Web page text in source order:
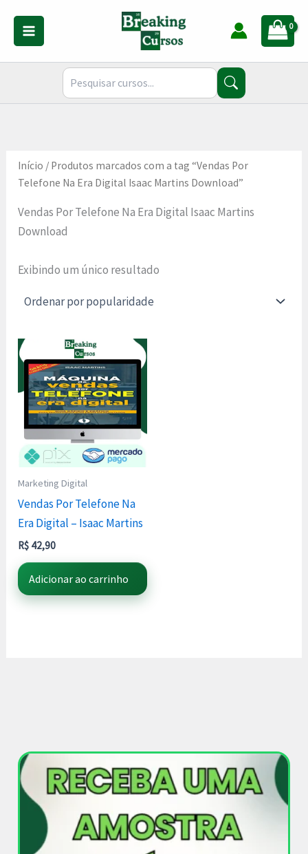
conteúdo
Início / Produtos marcados com a tag “Vendas Por
Telefone Na Era Digital Isaac Martins Download”
Vendas Por Telefone Na Era Digital Isaac Martins
Download
Exibindo um único resultado
Marketing Digital
Vendas Por Telefone Na
Era Digital – Isaac Martins
R$ 42,90
Adicionar ao carrinho